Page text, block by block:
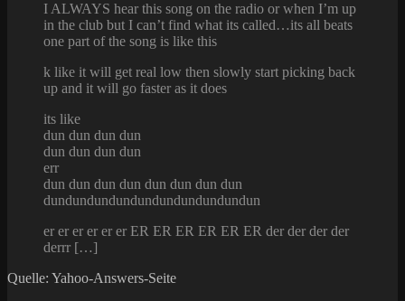
I ALWAYS hear this song on the radio or when I’m up
in the club but I can’t find what its called…its all beats
one part of the song is like this
k like it will get real low then slowly start picking back
up and it will go faster as it does
its like
dun dun dun dun
dun dun dun dun
err
dun dun dun dun dun dun dun dun
dundundundundundundundundundun
er er er er er er ER ER ER ER ER ER der der der der
derrr […]
Quelle: Yahoo-Answers-Seite